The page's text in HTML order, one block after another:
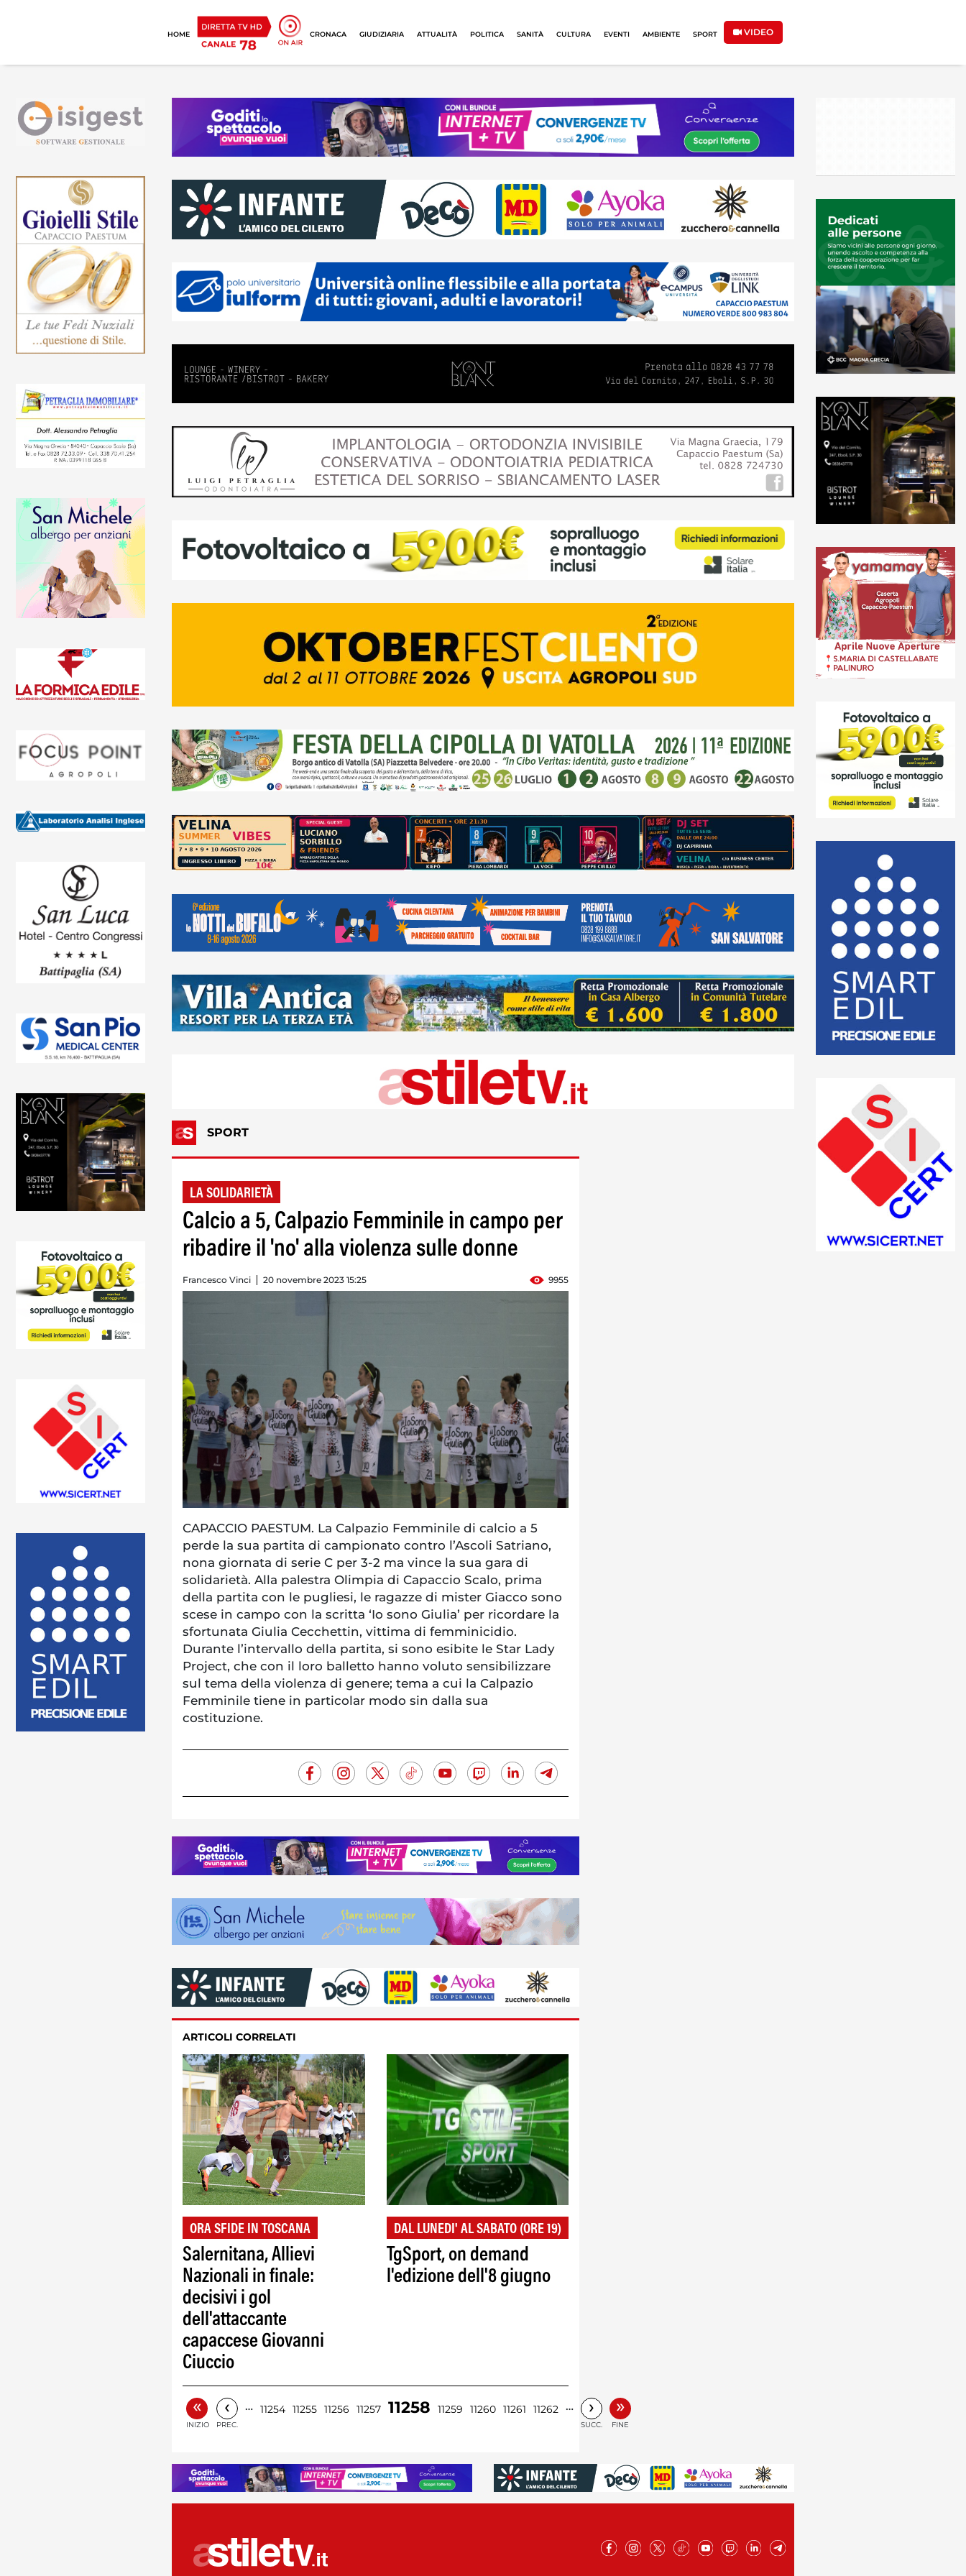
HOME CRONACA GIUDIZIARIA ATTUALITÀ POLITICA SANITÀ CULTURA EVENTI AMBIENTE SPORT VIDEO
SPORT
LA SOLIDARIETÀ
Calcio a 5, Calpazio Femminile in campo per
ribadire il 'no' alla violenza sulle donne
Francesco Vinci 20 novembre 2023 15:25 9955
CAPACCIO PAESTUM. La Calpazio Femminile di calcio a 5
perde la sua partita di campionato contro l’Ascoli Satriano,
nona giornata di serie C per 3-2 ma vince la sua gara di
solidarietà. Alla palestra Olimpia di Capaccio Scalo, prima
della partita con le pugliesi, le ragazze di mister Giacco sono
scese in campo con la scritta ‘Io sono Giulia’ per ricordare la
sfortunata Giulia Cecchettin, vittima di femminicidio.
Durante l’intervallo della partita, si sono esibite le Star Lady
Project, che con il loro balletto hanno voluto sensibilizzare
sul tema della violenza di genere; tema a cui la Calpazio
Femminile tiene in particolar modo sin dalla sua
costituzione.
ARTICOLI CORRELATI
ORA SFIDE IN TOSCANA
Salernitana, Allievi
Nazionali in finale:
decisivi i gol
dell'attaccante
capaccese Giovanni
Ciuccio
DAL LUNEDI' AL SABATO (ORE 19)
TgSport, on demand
l'edizione dell'8 giugno
«
INIZIO
‹
PREC.
… 11254 11255 11256 11257 11258 11259 11260 11261 11262 … ›
SUCC.
»
FINE